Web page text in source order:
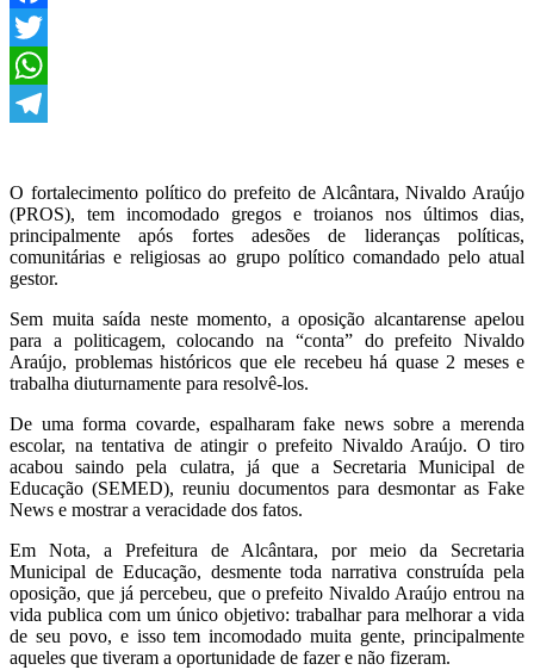
Facebook
Twitter
WhatsApp
O fortalecimento político do prefeito de Alcântara, Nivaldo Araújo
(PROS), tem incomodado gregos e troianos nos últimos dias,
principalmente após fortes adesões de lideranças políticas,
comunitárias e religiosas ao grupo político comandado pelo atual
gestor.
Sem muita saída neste momento, a oposição alcantarense apelou
para a politicagem, colocando na “conta” do prefeito Nivaldo
Araújo, problemas históricos que ele recebeu há quase 2 meses e
trabalha diuturnamente para resolvê-los.
De uma forma covarde, espalharam fake news sobre a merenda
escolar, na tentativa de atingir o prefeito Nivaldo Araújo. O tiro
acabou saindo pela culatra, já que a Secretaria Municipal de
Educação (SEMED), reuniu documentos para desmontar as Fake
News e mostrar a veracidade dos fatos.
Em Nota, a Prefeitura de Alcântara, por meio da Secretaria
Municipal de Educação, desmente toda narrativa construída pela
oposição, que já percebeu, que o prefeito Nivaldo Araújo entrou na
vida publica com um único objetivo: trabalhar para melhorar a vida
de seu povo, e isso tem incomodado muita gente, principalmente
aqueles que tiveram a oportunidade de fazer e não fizeram.